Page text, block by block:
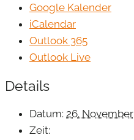
Google Kalender
iCalendar
Outlook 365
Outlook Live
Details
Datum: 26. November
Zeit: